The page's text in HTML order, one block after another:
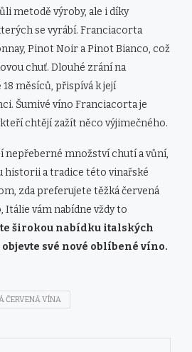
metodě výroby, ale i díky
se vyrábí. Franciacorta
Pinot Noir a Pinot Bianco, což
chuť. Dlouhé zrání na
měsíců, přispívá k její
Šumivé víno Franciacorta je
chtějí zažít něco výjimečného.
nepřeberné množství chutí a vůní,
historii a tradice této vinařské
zda preferujete těžká červená
Itálie vám nabídne vždy to
širokou nabídku italských
své nové oblíbené víno.
ČERVENÁ VÍNA